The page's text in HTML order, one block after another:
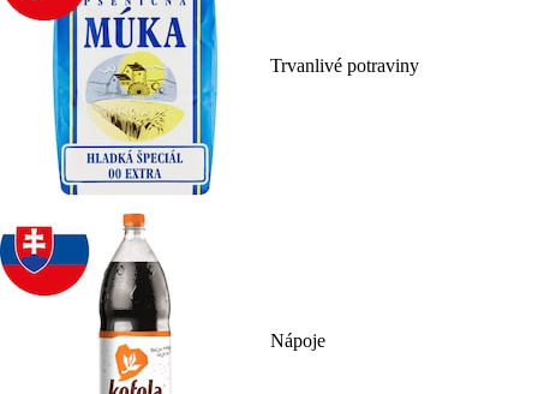
Trvanlivé potraviny
Nápoje